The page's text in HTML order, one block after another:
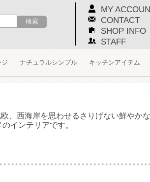
MY
CONTACT
SHOP INFO
STAFF
ジ ナチュラルシンプル キッチンアイテム
、西海岸を思わせるさりげない鮮やか
インテリアです。